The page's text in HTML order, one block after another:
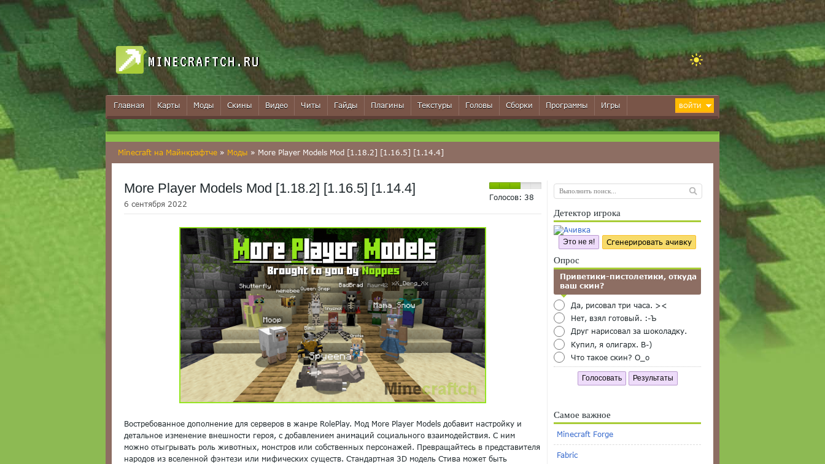
MINECRAFTCH.RU
Главная Карты Моды Скины Видео Читы Гайды Плагины Текстуры Головы Сборки Программы Игры ВОЙТИ
Minecraft на Майнкрафтче » Моды » More Player Models Mod [1.18.2] [1.16.5] [1.14.4]
Голосов: 38
More Player Models Mod [1.18.2] [1.16.5] [1.14.4]
6 сентября 2022
Востребованное дополнение для серверов в жанре RolePlay. Мод More Player Models добавит настройку и
детальное изменение внешности героя, с добавлением анимаций социального взаимодействия. С ним
можно отыгрывать роль животных, монстров или собственных персонажей. Превращайтесь в представителя
народов из вселенной фэнтези или мифических существ. Стандартная 3D модель Стива может быть
Детектор игрока
Это не я! Сгенерировать ачивку
Опрос
Приветики-пистолетики, откуда
ваш скин?
Да, рисовал три часа. ><
Нет, взял готовый. :-Ъ
Друг нарисовал за шоколадку.
Купил, я олигарх. B-)
Что такое скин? O_o
Голосовать Результаты
Самое важное
Minecraft Forge
Fabric